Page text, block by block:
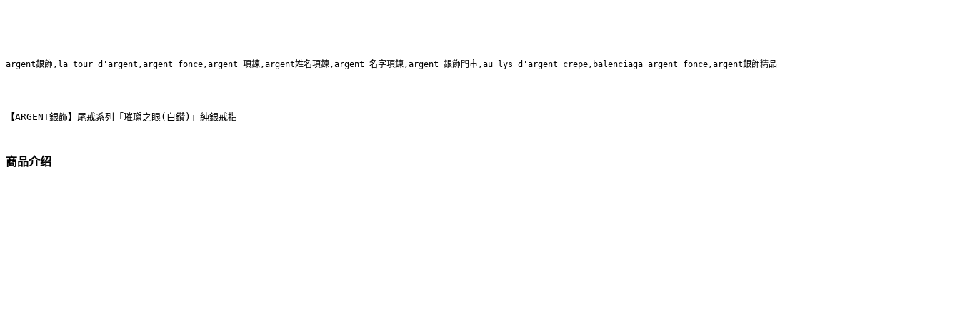
argent銀飾,la tour d'argent,argent fonce,argent 項鍊,argent姓名項鍊,argent 名字項鍊,argent 銀飾門市,au lys d'argent crepe,balenciaga argent fonce,argent銀飾精品
【ARGENT銀飾】尾戒系列「璀璨之眼(白鑽)」純銀戒指
商品介绍